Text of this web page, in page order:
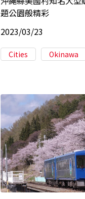
題公園般精彩
2023/03/23
Cities Okinawa